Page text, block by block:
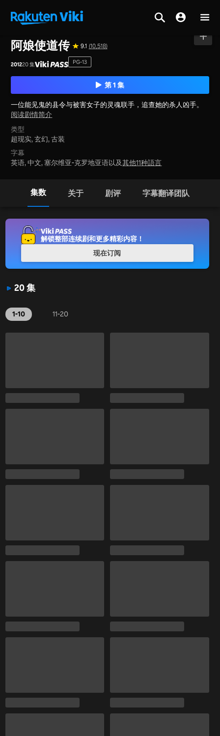
阿娘使道传 9.1 (10,518)
201220 集 PG-13
第 1 集
一位能见鬼的县令与被害女子的灵魂联手，追查她的杀人凶手。
阅读剧情简介
类型
超现实,玄幻,古装
字幕
英语, 中文, 塞尔维亚-克罗地亚语以及其他11种語言
集数 关于 剧评 字幕翻译团队
20 集
1-10 11-20
解锁整部连续剧和更多精彩内容！
现在订阅